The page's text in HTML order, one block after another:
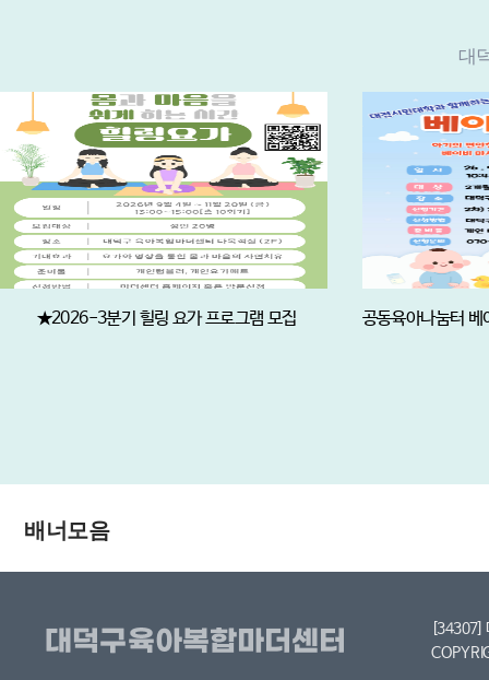
대
★2026-3분기 힐링 요가 프로그램 모집
배너모음
[34307]